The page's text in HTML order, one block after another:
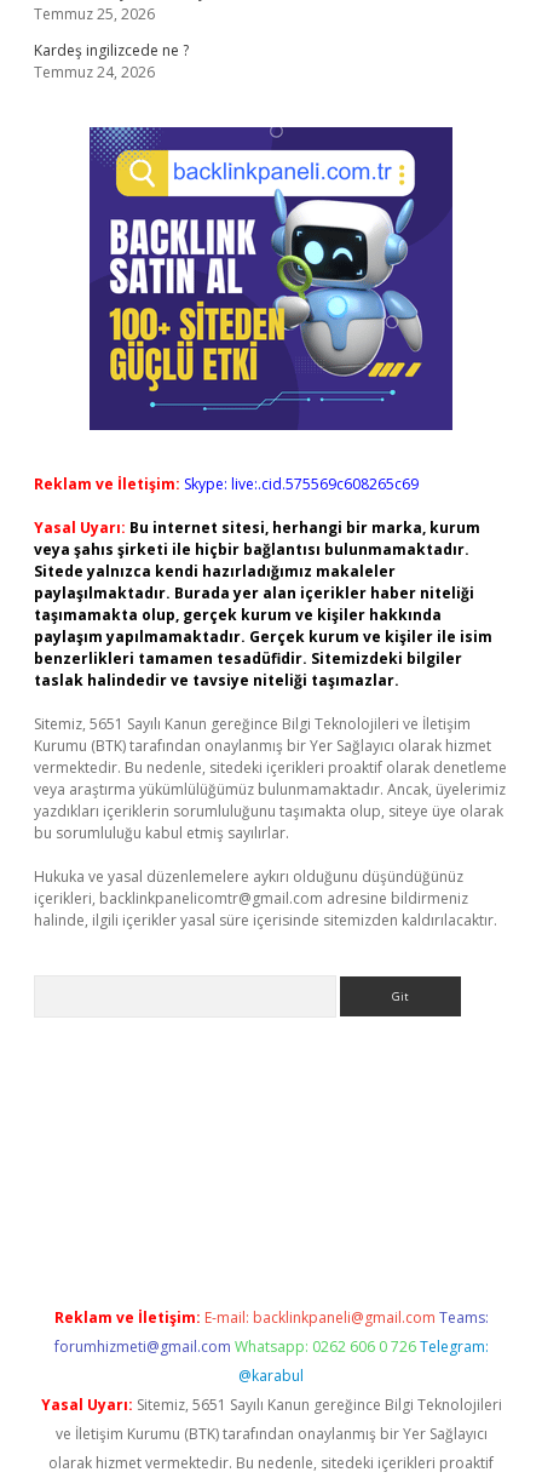
Temmuz 25, 2026
Kardeş ingilizcede ne ?
Temmuz 24, 2026
Reklam ve İletişim: Skype: live:.cid.575569c608265c69
Yasal Uyarı: Bu internet sitesi, herhangi bir marka, kurum
veya şahıs şirketi ile hiçbir bağlantısı bulunmamaktadır.
Sitede yalnızca kendi hazırladığımız makaleler
paylaşılmaktadır. Burada yer alan içerikler haber niteliği
taşımamakta olup, gerçek kurum ve kişiler hakkında
paylaşım yapılmamaktadır. Gerçek kurum ve kişiler ile isim
benzerlikleri tamamen tesadüfidir. Sitemizdeki bilgiler
taslak halindedir ve tavsiye niteliği taşımazlar.
Sitemiz, 5651 Sayılı Kanun gereğince Bilgi Teknolojileri ve İletişim
Kurumu (BTK) tarafından onaylanmış bir Yer Sağlayıcı olarak hizmet
vermektedir. Bu nedenle, sitedeki içerikleri proaktif olarak denetleme
veya araştırma yükümlülüğümüz bulunmamaktadır. Ancak, üyelerimiz
yazdıkları içeriklerin sorumluluğunu taşımakta olup, siteye üye olarak
bu sorumluluğu kabul etmiş sayılırlar.
Hukuka ve yasal düzenlemelere aykırı olduğunu düşündüğünüz
içerikleri, backlinkpanelicomtr@gmail.com adresine bildirmeniz
halinde, ilgili içerikler yasal süre içerisinde sitemizden kaldırılacaktır.
Reklam ve İletişim: E-mail: backlinkpaneli@gmail.com Teams:
forumhizmeti@gmail.com Whatsapp: 0262 606 0 726 Telegram:
@karabul
Yasal Uyarı: Sitemiz, 5651 Sayılı Kanun gereğince Bilgi Teknolojileri
ve İletişim Kurumu (BTK) tarafından onaylanmış bir Yer Sağlayıcı
olarak hizmet vermektedir. Bu nedenle, sitedeki içerikleri proaktif